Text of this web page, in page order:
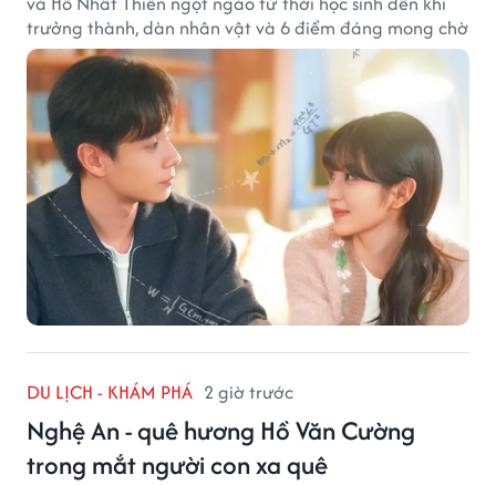
trưởng thành, dàn nhân vật và 6 điểm đáng mong chờ
DU LỊCH - KHÁM PHÁ 2 giờ trước
Nghệ An - quê hương Hồ Văn Cường
trong mắt người con xa quê